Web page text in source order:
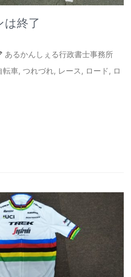
は終了
あるかんしぇる行政書士事務所
転車, つれづれ, レース , ロード , ロ